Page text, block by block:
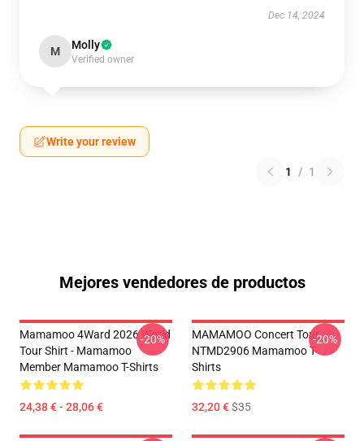
Dec 14, 2024
M Molly
Verified owner
Write your review
1 / 1
Mejores vendedores de productos
Mamamoo 4Ward 2026 World
Tour Shirt - Mamamoo
Member Mamamoo T-Shirts
24,38 € - 28,06 €
-20%
MAMAMOO Concert Tour
NTMD2906 Mamamoo T-
Shirts
32,20 €$35
-20%